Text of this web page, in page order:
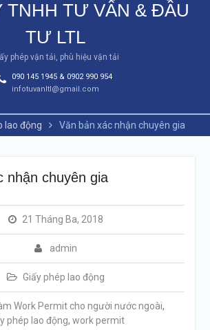
TNHH TƯ VẤN & ĐẦU
TƯ LTL
phép vận tải, phù hiệu vận tải
090 145 1945 & 0902 990 954
infotuvanltl@gmail.com
lao động Văn bản xác nhận chuyên gia
nhận chuyên gia
21 Tháng Ba, 2018
admin
Giấy phép lao động
Work Permit cho người nước ngoài,
phép lao động,work permit